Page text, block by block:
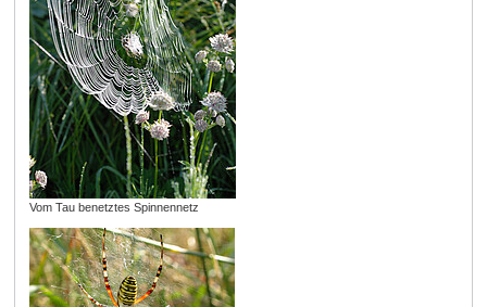
Vom Tau benetztes Spinnennetz